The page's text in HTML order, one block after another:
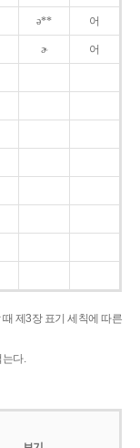
ə** 어
ɚ 어
때 제3장 표기 세칙에 따른
는다.